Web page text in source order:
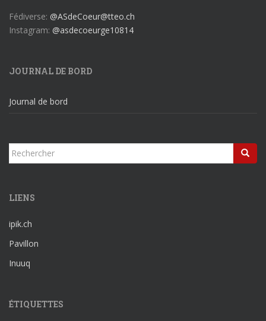
Fédiverse: @ASdeCoeur@tteo.ch
Instagram: @asdecoeurge10814
JOURNAL DE BORD
Journal de bord
Rechercher...
LIENS
ipik.ch
Pavillon
Inuuq
ÉTIQUETTES